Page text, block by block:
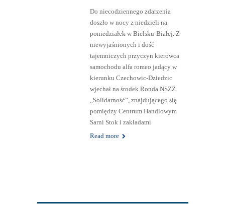
Do niecodziennego zdarzenia
doszło w nocy z niedzieli na
poniedziałek w Bielsku-Białej. Z
niewyjaśnionych i dość
tajemniczych przyczyn kierowca
samochodu alfa romeo jadący w
kierunku Czechowic-Dziedzic
wjechał na środek Ronda NSZZ
„Solidarność”, znajdującego się
pomiędzy Centrum Handlowym
Sarni Stok i zakładami
Read more